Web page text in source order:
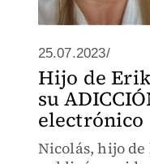
25.07.2023/
Hijo de
su
electrónico
Nicolás, hijo